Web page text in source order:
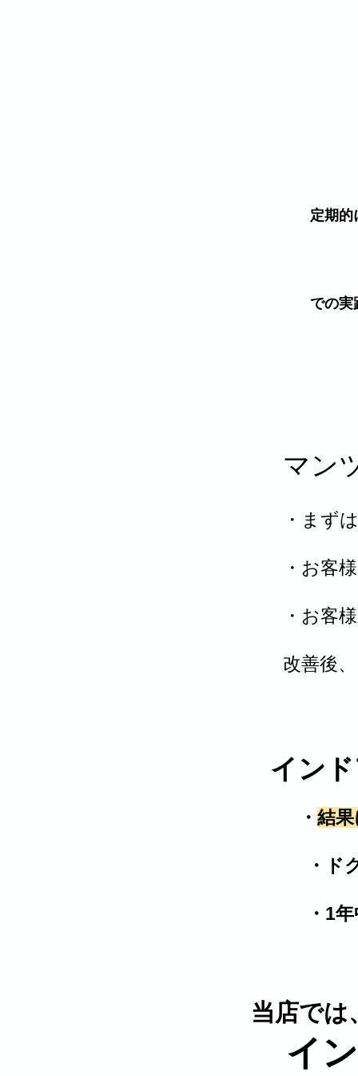
定期的
での実
マン
・まず
・お客
・お客
改善後
イン
・ 結
・ドク
・1年
当店では
イ